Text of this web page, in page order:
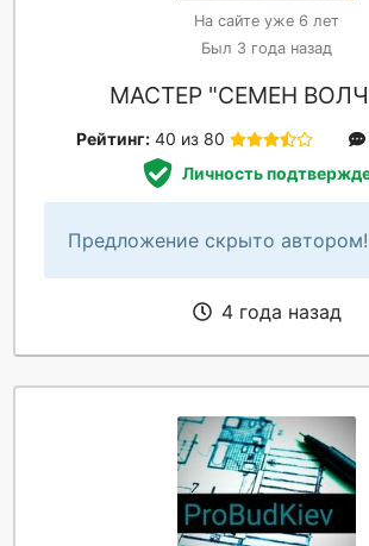
На сайте уже 6 лет
Был 3 года назад
МАСТЕР "СЕМЕН
Рейтинг: 40 из 80
Личность
Предложение скрыто автором!
4 года назад